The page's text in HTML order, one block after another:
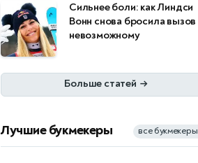
Сильнее боли: как Линдси
Вонн снова бросила вызов
невозможному
Больше статей →
Лучшие букмекеры все букмекеры